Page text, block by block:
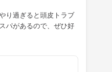
り過ぎると頭皮トラブ
パがあるので、ぜひ好